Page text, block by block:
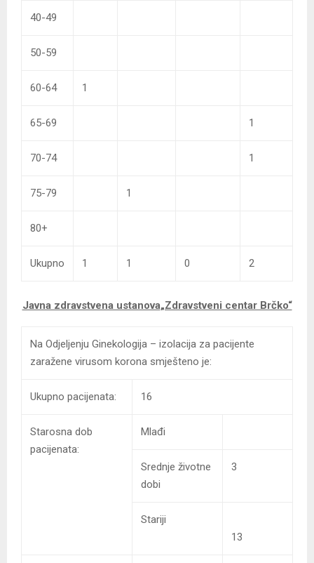
40-49
50-59
60-64 1
65-69 1
70-74 1
75-79 1
80+
Ukupno 1 1 0 2
Javna zdravstvena ustanova„Zdravstveni centar Brčko“
Na Odjeljenju Ginekologija – izolacija za pacijente
zaražene virusom korona smješteno je:
Ukupno pacijenata: 16
Starosna dob
pacijenata:
Mlađi
Srednje životne
dobi
3
Stariji
13